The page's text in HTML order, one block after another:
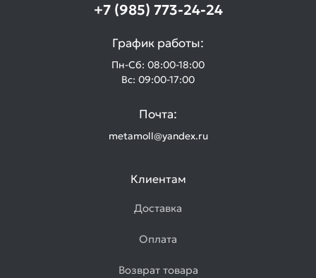
+7 (985) 773-24-24
График работы:
Пн-Сб: 08:00-18:00
Вс: 09:00-17:00
Почта:
metamoll@yandex.ru
Клиентам
Доставка
Оплата
Возврат товара